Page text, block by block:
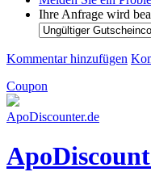
Ihre Anfrage wird
Kommentar hinzufügen
Coupon
ApoDiscounter.de